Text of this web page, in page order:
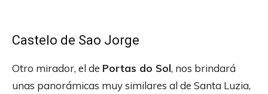
Castelo de Sao Jorge
Otro mirador, el de Portas do Sol, nos brindará
unas panorámicas muy similares al de Santa Luzia,